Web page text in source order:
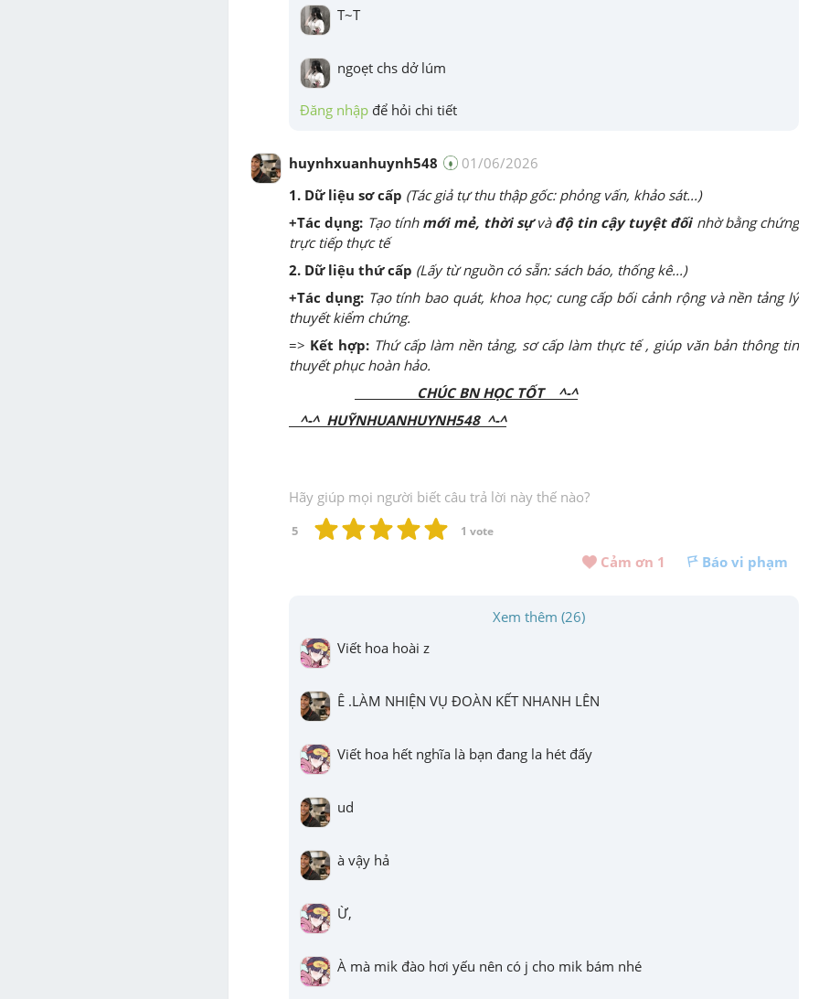
T~T
ngoẹt chs dở lúm
Đăng nhập để hỏi chi tiết
huynhxuanhuynh548
01/06/2026
1. Dữ liệu sơ cấp (Tác giả tự thu thập gốc: phỏng vấn, khảo sát...)
+Tác dụng: Tạo tính mới mẻ, thời sựvà độ tin cậy tuyệt đốinhờ bằng chứng
trực tiếp thực tế
2. Dữ liệu thứ cấp (Lấy từ nguồn có sẵn: sách báo, thống kê...)
+Tác dụng: Tạo tính bao quát, khoa học; cung cấp bối cảnh rộng và nền tảng lý
thuyết kiểm chứng.
=> Kết hợp: Thứ cấp làm nền tảng, sơ cấp làm thực tế , giúp văn bản thông tin
thuyết phục hoàn hảo.
CHÚC BN HỌC TỐT ^-^
^-^ HUỸNHUANHUYNH548 ^-^
Hãy giúp mọi người biết câu trả lời này thế nào?
5 1 vote
Cảm ơn 1 Báo vi phạm
Xem thêm (26)
Viết hoa hoài z
Ê .LÀM NHIỆN VỤ ĐOÀN KẾT NHANH LÊN
Viết hoa hết nghĩa là bạn đang la hét đấy
ud
à vậy hả
Ừ,
À mà mik đào hơi yếu nên có j cho mik bám nhé